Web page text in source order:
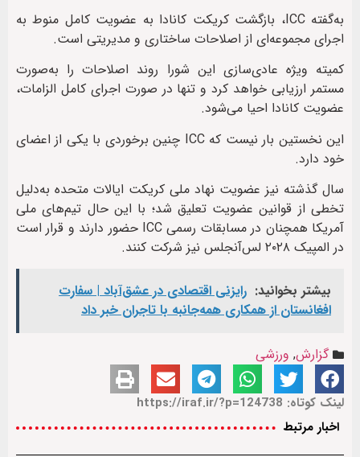
به‌گفته ICC، بازگشت کریکت کانادا به عضویت کامل منوط به
اجرای مجموعه‌ای از اصلاحات ساختاری و مدیریتی است.
کمیته ویژه عادی‌سازی این شورا روند اصلاحات را به‌صورت
مستمر ارزیابی خواهد کرد و تنها در صورت اجرای کامل الزامات،
عضویت کانادا احیا می‌شود.
این نخستین بار نیست که ICC چنین برخوردی با یکی از اعضای
خود دارد.
سال گذشته نیز عضویت نهاد ملی کریکت ایالات متحده به‌دلیل
تخطی از قوانین عضویت تعلیق شد؛ با این حال تیم‌های ملی
آمریکا همچنان در مسابقات رسمی ICC حضور دارند و قرار است
در المپیک ۲۰۲۸ لس‌آنجلس نیز شرکت کنند.
بیشتر بخوانید: رایزنی اقتصادی در عشق‌آباد | سفارت
افغانستان از همکاری همه‌جانبه با تاجران خبر داد
گزارش, ورزشی
لینک کوتاه: https://iraf.ir/?p=124738
اخبار مرتبط